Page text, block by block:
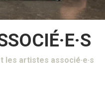
les artistes associé·e·s